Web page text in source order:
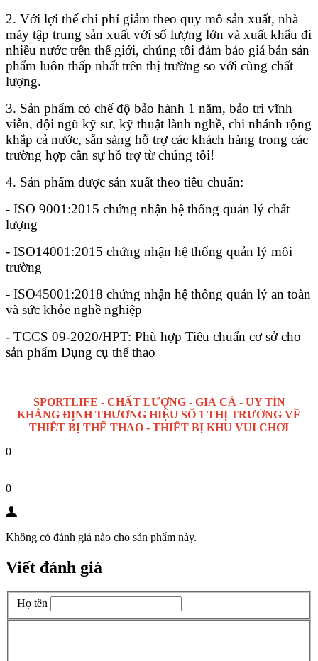
2. Với lợi thế chi phí giảm theo quy mô sản xuất, nhà
máy tập trung sản xuất với số lượng lớn và xuất khẩu đi
nhiều nước trên thế giới, chúng tôi đảm bảo giá bán sản
phẩm luôn thấp nhất trên thị trường so với cùng chất
lượng.
3. Sản phẩm có chế độ bảo hành 1 năm, bảo trì vĩnh
viễn, đội ngũ kỹ sư, kỹ thuật lành nghề, chi nhánh rộng
khắp cả nước, sẵn sàng hỗ trợ các khách hàng trong các
trường hợp cần sự hỗ trợ từ chúng tôi!
4. Sản phẩm được sản xuất theo tiêu chuẩn:
- ISO 9001:2015 chứng nhận hệ thống quản lý chất
lượng
- ISO14001:2015 chứng nhận hệ thống quản lý môi
trường
- ISO45001:2018 chứng nhận hệ thống quản lý an toàn
và sức khỏe nghề nghiệp
- TCCS 09-2020/HPT: Phù hợp Tiêu chuẩn cơ sở cho
sản phẩm Dụng cụ thể thao
SPORTLIFE - CHẤT LƯỢNG - GIÁ CẢ - UY TÍN
KHẲNG ĐỊNH THƯƠNG HIỆU SỐ 1 THỊ TRƯỜNG VỀ
THIẾT BỊ THỂ THAO - THIẾT BỊ KHU VUI CHƠI
0
0
Không có đánh giá nào cho sản phẩm này.
Viết đánh giá
Họ tên